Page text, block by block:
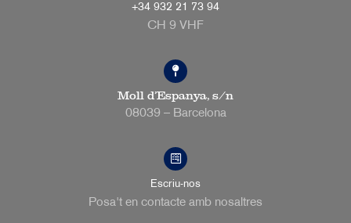
+34 932 21 73 94
CH 9 VHF
Moll d’Espanya, s/n
08039 – Barcelona
Escriu-nos
Posa't en contacte amb nosaltres